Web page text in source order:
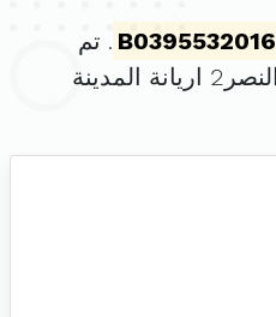
B0395532016 . تم
، ويقع مقرها الرئيسي في نهج محمد رشاد الباجي عد55د اقامة مريم شقة ب10 النصر2 اريانة المدينة